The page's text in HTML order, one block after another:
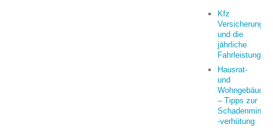
Kfz
Versicherung
und die
jährliche
Fahrleistung
Hausrat-
und
– Tipps zur
-verhütung